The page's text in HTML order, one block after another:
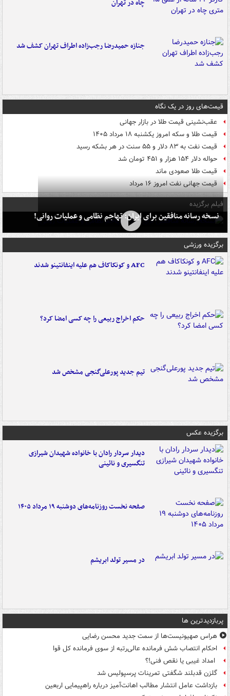
چاه در تهران
جنازه حمیدرضا رجب‌زاده اطراف تهران کشف شد
قیمت‌های روز در یک نگاه
عقب‌نشینی قیمت طلا در بازار جهانی
قیمت طلا و سکه امروز یکشنبه ۱۸ مرداد ۱۴۰۵
قیمت نفت به ۸۳ دلار و ۵۵ سنت در هر بشکه رسید
حواله دلار ۱۵۴ هزار و ۴۵۱ تومان شد
قیمت طلا صعودی ماند
قیمت جهانی نفت امروز ۱۶ مرداد
فیلم برگزیده
نسخه رسانه منافقین برای ایران: تهاجم نظامی و عملیات روانی!
برگزیده ورزشی
AFC و کونکاکاف هم علیه اینفانتینو شدند
حکم اخراج ربیعی را چه کسی امضا کرد؟
تیم جدید پورعلی‌گنجی مشخص شد
برگزیده عکس
دیدار سردار رادان با خانواده‌ شهیدان شیرازی
تنگسیری و نائینی
صفحه نخست روزنامه‌های دوشنبه ۱۹ مرداد ۱۴۰۵
در مسیر تولد ابریشم
پربازدیدترین ها
هراس صهیونیست‌ها از سمت جدید محسن رضایی
احکام انتصاب شش فرمانده عالی‌رتبه از سوی فرمانده کل قوا
امداد غیبی یا نقص فنی!؟
گلزن قدبلند شگفتی تمرینات پرسپولیس شد
بازداشت عامل انتشار مطالب اهانت‌آمیز درباره راهپیمایی اربعین